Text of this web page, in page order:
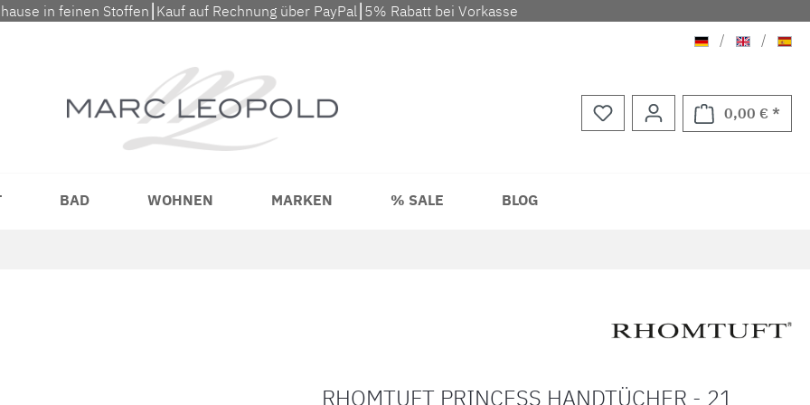
in feinen Stoffen⎮Kauf auf Rechnung über PayPal⎮5% Rabatt bei Vorkasse
Deutsch
/ Englisch
/
0,00 € *
BAD WOHNEN MARKEN % SALE BLOG
RHOMTUFT PRINCESS HANDTÜCHER - 21